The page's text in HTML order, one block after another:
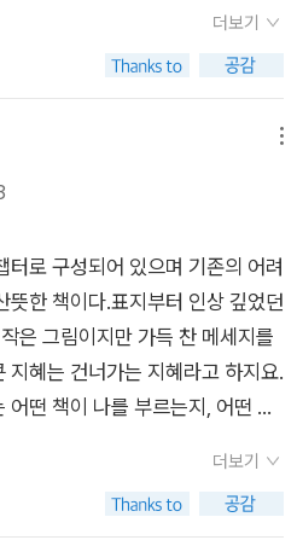
가는 자>의 저자 최진석 철학교
적으로 통찰했다. 최진석 교수
야심경>은 불교의 방대한 경전중
은 경전이다. 비록 짧은 경이지
핵심 사상이 농축 되어 있다.그러
부분은 <반야심경>을 외우고
신자의 입장이 아닌 철학자의 입
생 전체를 통찰하는 사유의 틀을
으로 불교를 관계의 종교라고 보
,차무고피무, 차멸고피멸. (此有
無, 此滅故彼滅.)이것이 있음
므로 저것이 사라진다.>이는 불교
에 존재하는 모든 것의 존재 형식
더보기
로 구성되어 있으며 기존의 어려
뜻한 책이다.표지부터 인상 깊었던
은 그림이지만 가득 찬 메세지를
지혜는 건너가는 지혜라고 하지요.
떤 책이 나를 부르는지, 어떤 저
것 같습니다. 제 심금을 정확히
시고 부지런히 전진할 수 있는 대
더보기